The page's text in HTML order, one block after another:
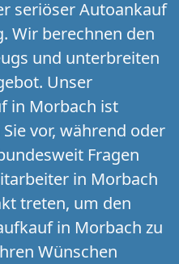
seriöser Autoankauf
Wir berechnen den
und unterbreiten
Unser
in Morbach ist
vor, während oder
Fragen
in Morbach
treten, um den
in Morbach zu
Wünschen